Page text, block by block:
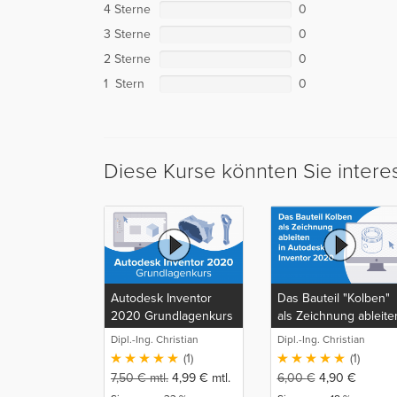
4 Sterne
0
3 Sterne
0
2 Sterne
0
1 Stern
0
Diese Kurse könnten Sie
Autodesk Inventor
2020 Grundlagenkurs
Dipl.-Ing. Christian
Schlieder
(1)
7,50€mtl. 4,99 € mtl.
Das Bauteil "Kolben"
als Zeichnung
in Autodesk Inventor
2020
Dipl.-Ing. Christian
Schlieder
(1)
6,00€ 4,90 €